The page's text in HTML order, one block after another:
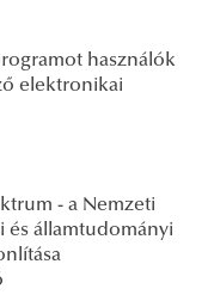
használók
elektronikai
- a Nemzeti
és államtudományi